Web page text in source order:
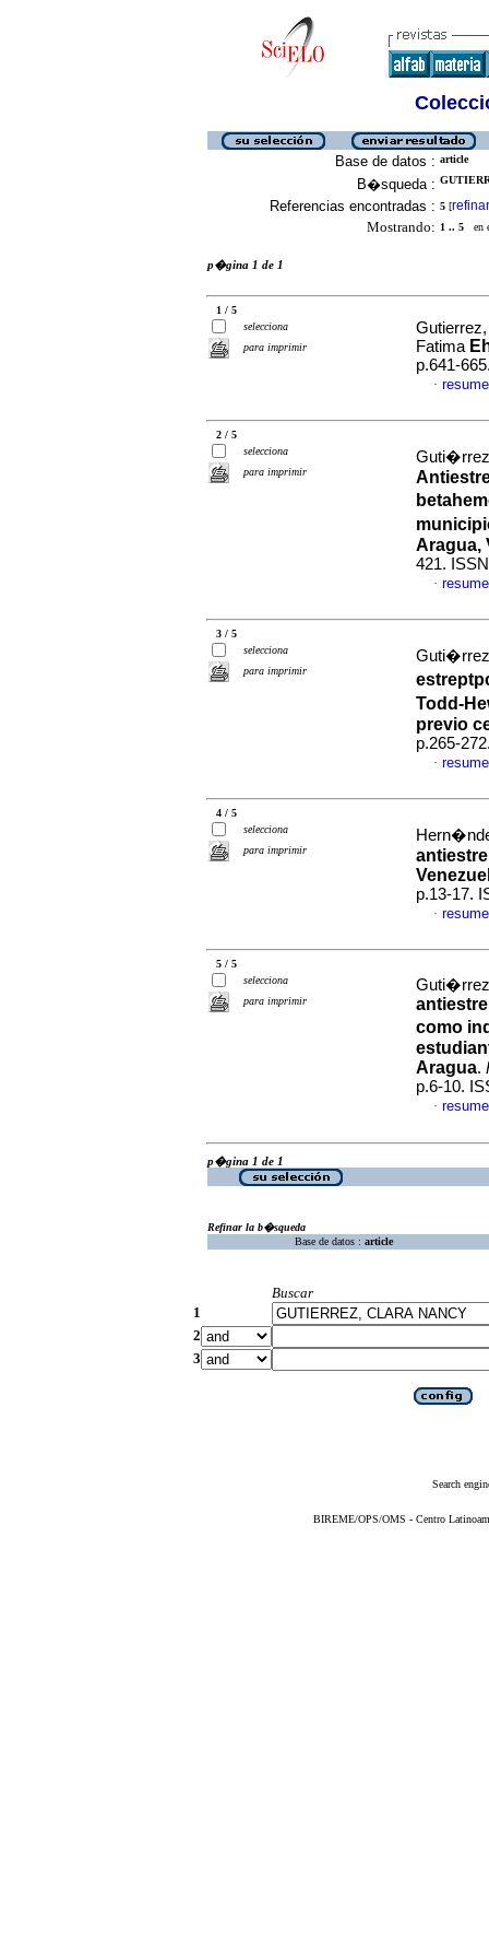
Base de datos : article
B�squeda :
Referencias encontradas : 5 [refinar
Mostrando: 1 .. 5 en
p�gina 1 de 1
1 / 5
selecciona
para imprimir
Fatima
p.641-
·
2 / 5
selecciona
para imprimir
Aragua,
421.
·
3 / 5
selecciona
para imprimir
Todd-
previo
p.265-
·
4 / 5
selecciona
para imprimir
p.13-17.
·
5 / 5
selecciona
para imprimir
como
Aragua.
p.6-10.
·
p�gina 1 de 1
Refinar la b�squeda
Base de datos : article
Buscar
1
2
3
Search
BIREME/OPS/OMS - Centro